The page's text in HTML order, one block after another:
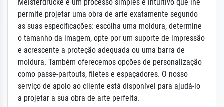
Meisterdrucke é um processo simples e intuitivo que lhe
permite projetar uma obra de arte exatamente segundo
as suas especificações: escolha uma moldura, determine
o tamanho da imagem, opte por um suporte de impressão
e acrescente a proteção adequada ou uma barra de
moldura. Também oferecemos opções de personalização
como passe-partouts, filetes e espaçadores. O nosso
serviço de apoio ao cliente está disponível para ajudá-lo
a projetar a sua obra de arte perfeita.